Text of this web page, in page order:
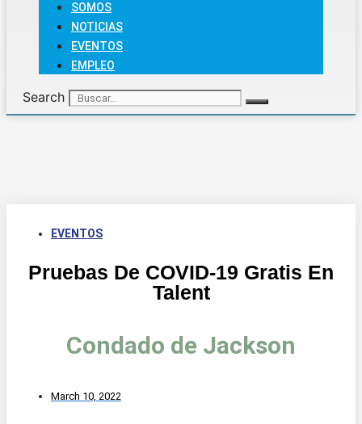
SOMOS
NOTICIAS
EVENTOS
EMPLEO
Search
EVENTOS
Pruebas De COVID-19 Gratis En
Talent
Condado de Jackson
March 10, 2022